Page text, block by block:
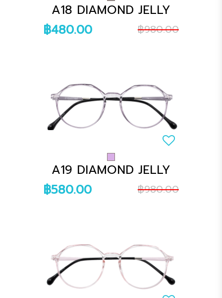
A18 DIAMOND JELLY
฿480.00
฿980.00
A19 DIAMOND JELLY
฿580.00
฿980.00